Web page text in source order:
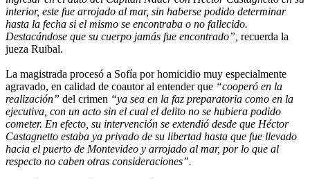
interior, este fue arrojado al mar, sin haberse podido determinar
hasta la fecha si el mismo se encontraba o no fallecido.
Destacándose que su cuerpo jamás fue encontrado”, recuerda la
jueza Ruibal.
La magistrada procesó a Sofía por homicidio muy especialmente
agravado, en calidad de coautor al entender que “cooperó en la
realización” del crimen “ya sea en la faz preparatoria como en la
ejecutiva, con un acto sin el cual el delito no se hubiera podido
cometer. En efecto, su intervención se extendió desde que Héctor
Castagnetto estaba ya privado de su libertad hasta que fue llevado
hacia el puerto de Montevideo y arrojado al mar, por lo que al
respecto no caben otras consideraciones”.